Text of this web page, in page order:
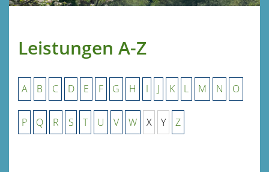
Leistungen A-Z
A B C D E F G H I J K L M N O
P Q R S T U V W X Y Z